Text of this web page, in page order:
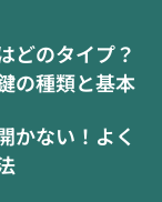
どのタイプ？
の種類と基本
かない！よく